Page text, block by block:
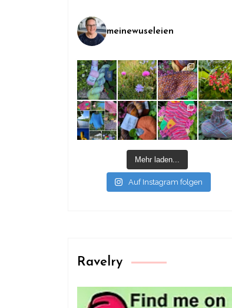
meinewuseleien
Mehr laden...
Auf Instagram folgen
Ravelry